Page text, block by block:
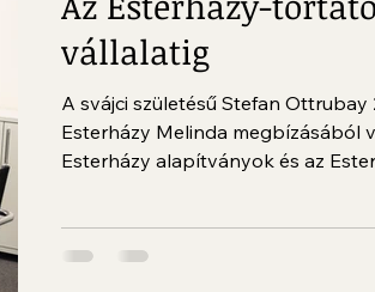
vállalatig
A svájci születésű Stefan Ottrubay
Esterházy Melinda megbízásából
Esterházy alapítványok és az